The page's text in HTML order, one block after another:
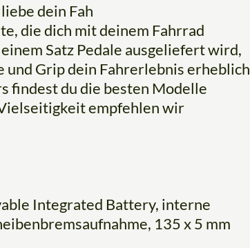
dein Fah
die dich mit deinem Fahrrad
Satz Pedale ausgeliefert wird,
Grip dein Fahrerlebnis erheblich
findest du die besten Modelle
empfehlen wir
Integrated Battery, interne
135 x 5 mm